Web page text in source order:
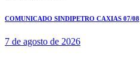
COMUNICADO SINDIPETRO CAXIAS 07/08
7 de agosto de 2026